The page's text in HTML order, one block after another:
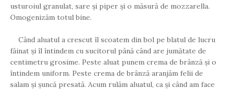
usturoiul granulat, sare și piper și o măsură de mozzarella.
Omogenizăm totul bine.
Când aluatul a crescut îl scoatem din bol pe blatul de lucru
făinat și îl întindem cu sucitorul până când are jumătate de
centimetru grosime. Peste aluat punem crema de brânză și o
întindem uniform. Peste crema de brânză aranjăm felii de
salam și șuncă presată. Acum rulăm aluatul, ca și când am face